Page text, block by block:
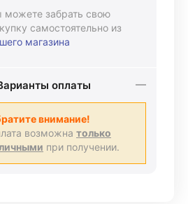
можете забрать свою
самостоятельно из
магазина
оплаты
внимание!
возможна только
при получении.